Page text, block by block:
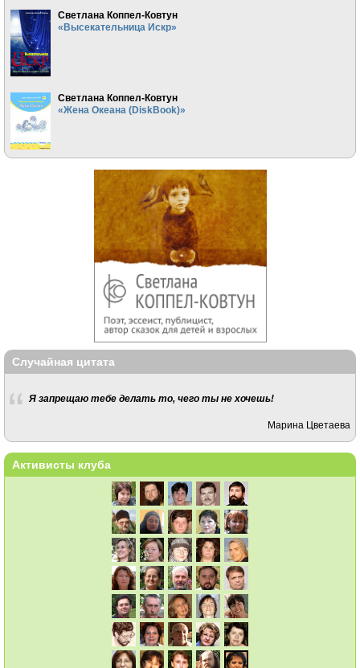
Светлана Коппел-Ковтун
«Высекательница Искр»
Светлана Коппел-Ковтун
«Жена Океана (DiskBook)»
Случайная цитата
Я запрещаю тебе делать то, чего ты не хочешь!
Марина Цветаева
Активисты клуба